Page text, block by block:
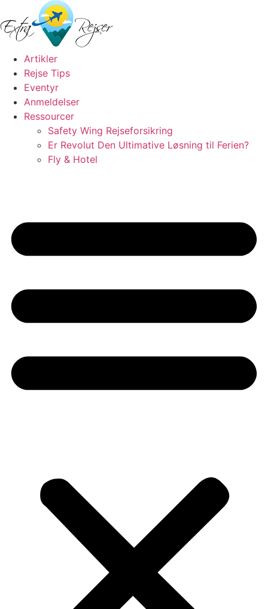
til
indhold
Artikler
Rejse Tips
Eventyr
Anmeldelser
Ressourcer
Safety Wing Rejseforsikring
Er Revolut Den Ultimative Løsning til Ferien?
Fly & Hotel